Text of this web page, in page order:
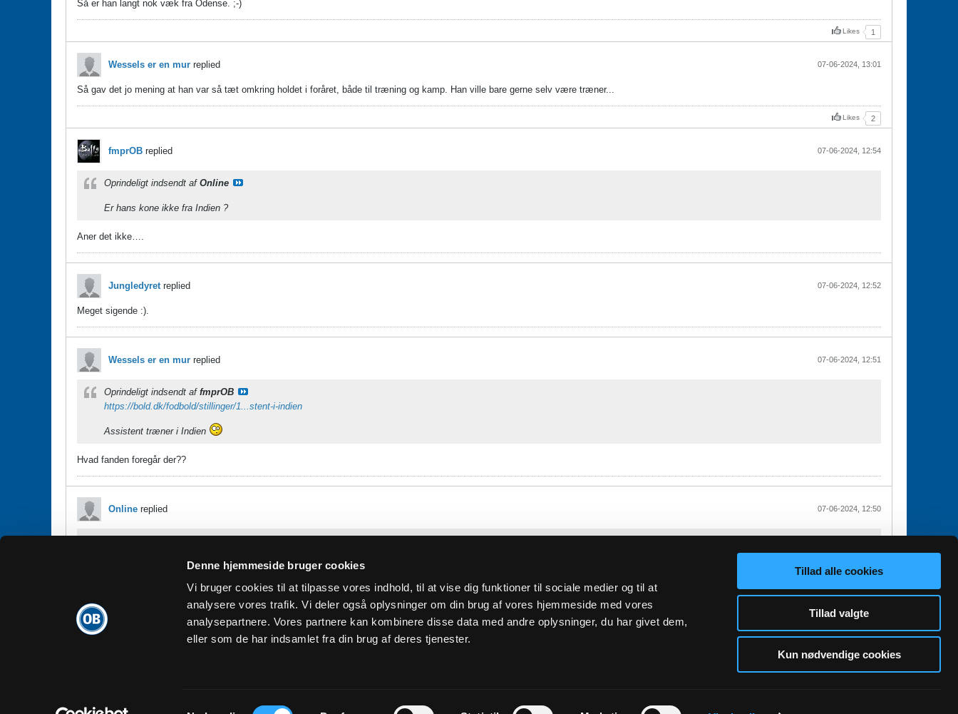
Denne hjemmeside bruger cookies
Vi bruger cookies til at tilpasse vores indhold, til at vise dig funktioner til sociale medier og til at
analysere vores trafik. Vi deler også oplysninger om din brug af vores hjemmeside med vores
analysepartnere. Vores partnere kan kombinere disse data med andre oplysninger, du har givet dem,
eller som de har indsamlet fra din brug af deres tjenester.
Samtykkevalg
Tillad alle cookies
Tillad valgte
Kun nødvendige cookies
Så er han langt nok væk fra Odense. ;-)
Likes 1
Wessels er en mur replied 07-06-2024, 13:01
Så gav det jo mening at han var så tæt omkring holdet i foråret, både til træning og kamp. Han ville bare gerne selv være træner...
Likes 2
fmprOB replied 07-06-2024, 12:54
Oprindeligt indsendt af Online
Er hans kone ikke fra Indien ?
Aner det ikke….
Jungledyretreplied 07-06-2024, 12:52
Meget sigende :).
Wessels er en mur replied 07-06-2024, 12:51
Oprindeligt indsendt af fmprOB
https://bold.dk/fodbold/stillinger/1...stent-i-indien
Assistent træner i Indien
Hvad fanden foregår der??
Online replied 07-06-2024, 12:50
Er hans kone ikke fra Indien ?
11 34 Næste